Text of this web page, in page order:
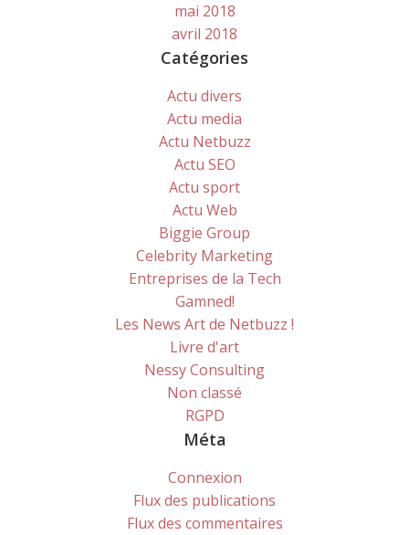
mai 2018
avril 2018
Catégories
Actu divers
Actu media
Actu Netbuzz
Actu SEO
Actu sport
Actu Web
Biggie Group
Celebrity Marketing
Entreprises de la Tech
Gamned!
Les News Art de Netbuzz !
Livre d'art
Nessy Consulting
Non classé
RGPD
Méta
Connexion
Flux des publications
Flux des commentaires